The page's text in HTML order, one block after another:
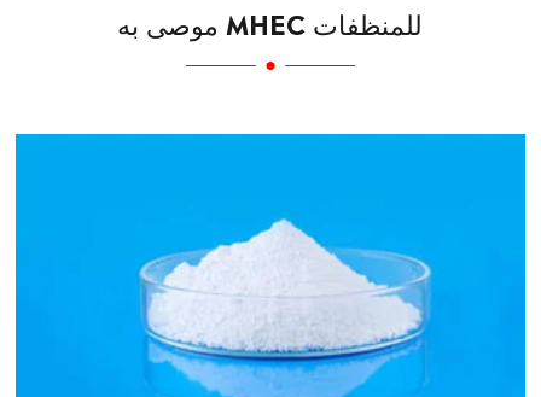
موصى به MHEC للمنظفات